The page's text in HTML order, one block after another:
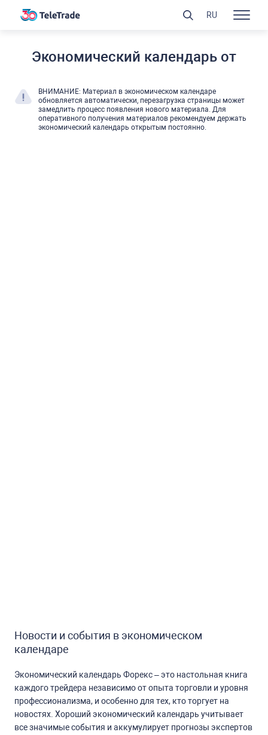
Экономический календарь от
ВНИМАНИЕ: Материал в экономическом календаре
обновляется автоматически, перезагрузка страницы может
замедлить процесс появления нового материала. Для
оперативного получения материалов рекомендуем держать
экономический календарь открытым постоянно.
Новости и события в экономическом
календаре
Экономический календарь Форекс – это настольная книга
каждого трейдера независимо от опыта торговли и уровня
профессионализма, и особенно для тех, кто торгует на
новостях. Хороший экономический календарь учитывает
все значимые события и аккумулирует прогнозы экспертов
RU